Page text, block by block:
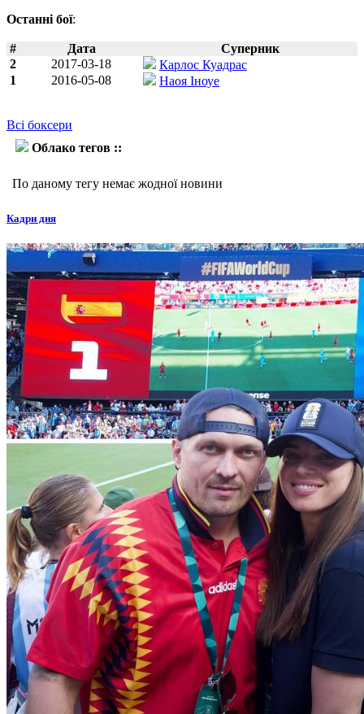
Останні бої:
# Дата
Суперник
2
2017-03-18
Карлос Куадрас
1
2016-05-08 Наоя Іноуе
Всі боксери
Облако тегов ::
По даному тегу немає жодної новини
Кадри дня